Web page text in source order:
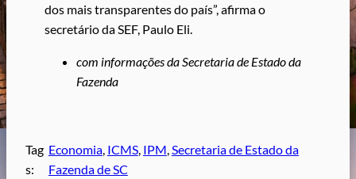
dos mais transparentes do país”, afirma o
secretário da SEF, Paulo Eli.
com informações da Secretaria de Estado da
Fazenda
Tag
s:
Economia, ICMS, IPM, Secretaria de Estado da
Fazenda de SC